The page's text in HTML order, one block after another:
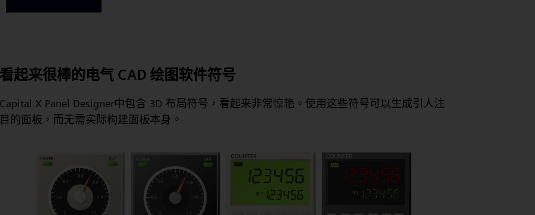
看起来很棒的电气 CAD 绘图软件符号
Capital X Panel Designer中包含 3D 布局符号，看起来非常惊艳。使用这些符号可以生成引人注
目的面板，而无需实际构建面板本身。